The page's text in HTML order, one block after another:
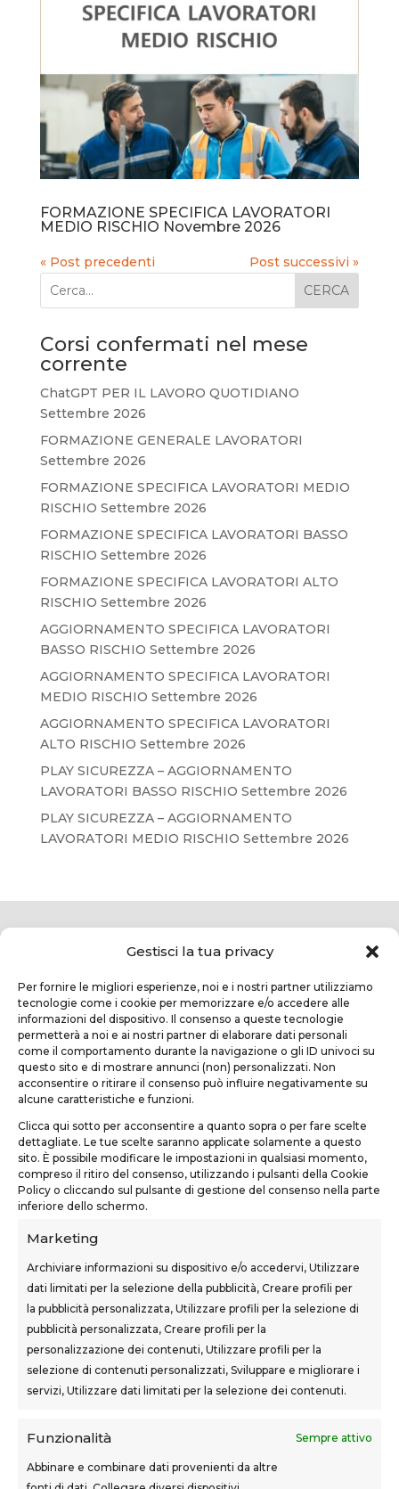
Gestisci la tua privacy
Per fornire le migliori esperienze, noi e i nostri partner utilizziamo
tecnologie come i cookie per memorizzare e/o accedere alle
informazioni del dispositivo. Il consenso a queste tecnologie
permetterà a noi e ai nostri partner di elaborare dati personali
come il comportamento durante la navigazione o gli ID univoci su
questo sito e di mostrare annunci (non) personalizzati. Non
acconsentire o ritirare il consenso può influire negativamente su
alcune caratteristiche e funzioni.
Clicca qui sotto per acconsentire a quanto sopra o per fare scelte
dettagliate. Le tue scelte saranno applicate solamente a questo
sito. È possibile modificare le impostazioni in qualsiasi momento,
compreso il ritiro del consenso, utilizzando i pulsanti della Cookie
Policy o cliccando sul pulsante di gestione del consenso nella parte
inferiore dello schermo.
Marketing
Archiviare informazioni su dispositivo e/o accedervi, Utilizzare
dati limitati per la selezione della pubblicità, Creare profili per
la pubblicità personalizzata, Utilizzare profili per la selezione di
pubblicità personalizzata, Creare profili per la
personalizzazione dei contenuti, Utilizzare profili per la
selezione di contenuti personalizzati, Sviluppare e migliorare i
servizi, Utilizzare dati limitati per la selezione dei contenuti.
Funzionalità Sempre attivo
Abbinare e combinare dati provenienti da altre
FORMAZIONE SPECIFICA LAVORATORI
MEDIO RISCHIO Novembre 2026
« Post precedenti
Post successivi »
CERCA
Corsi confermati nel mese
corrente
ChatGPT PER IL LAVORO QUOTIDIANO
Settembre 2026
FORMAZIONE GENERALE LAVORATORI
Settembre 2026
FORMAZIONE SPECIFICA LAVORATORI MEDIO
RISCHIO Settembre 2026
FORMAZIONE SPECIFICA LAVORATORI BASSO
RISCHIO Settembre 2026
FORMAZIONE SPECIFICA LAVORATORI ALTO
RISCHIO Settembre 2026
AGGIORNAMENTO SPECIFICA LAVORATORI
BASSO RISCHIO Settembre 2026
AGGIORNAMENTO SPECIFICA LAVORATORI
MEDIO RISCHIO Settembre 2026
AGGIORNAMENTO SPECIFICA LAVORATORI
ALTO RISCHIO Settembre 2026
PLAY SICUREZZA – AGGIORNAMENTO
LAVORATORI BASSO RISCHIO Settembre 2026
PLAY SICUREZZA – AGGIORNAMENTO
LAVORATORI MEDIO RISCHIO Settembre 2026
TEKNOFORM SRL
Castelfranco di Sotto (PI)
teknoform@teknoform.it
SEDI CORSI
Sovigliana – Vinci
Via F.lli Cairoli, 12
Castelfranco di Sotto